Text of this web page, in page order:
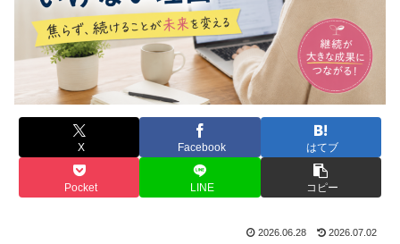
X Facebook はてブ
Pocket LINE コピー
2026.06.28 2026.07.02